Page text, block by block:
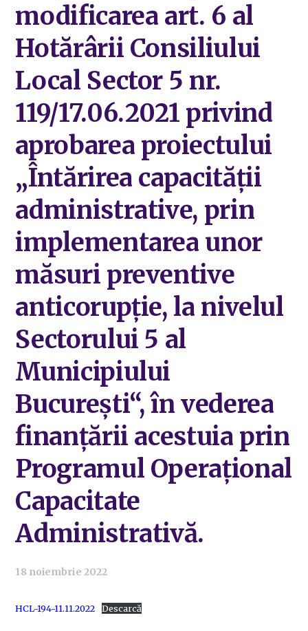
modificarea art. 6 al
Hotărârii Consiliului
Local Sector 5 nr.
119/17.06.2021 privind
aprobarea proiectului
„Întărirea capacității
administrative, prin
implementarea unor
măsuri preventive
anticorupție, la nivelul
Sectorului 5 al
Municipiului
București“, în vederea
finanțării acestuia prin
Programul Operațional
Capacitate
Administrativă.
18 noiembrie 2022
HCL-194-11.11.2022 Descarcă